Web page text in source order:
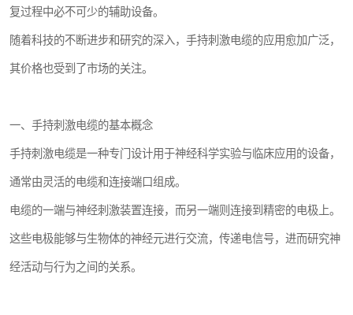
复过程中必不可少的辅助设备。
随着科技的不断进步和研究的深入，手持刺激电缆的应用愈加广泛，
其价格也受到了市场的关注。
一、手持刺激电缆的基本概念
手持刺激电缆是一种专门设计用于神经科学实验与临床应用的设备，
通常由灵活的电缆和连接端口组成。
电缆的一端与神经刺激装置连接，而另一端则连接到精密的电极上。
这些电极能够与生物体的神经元进行交流，传递电信号，进而研究神
经活动与行为之间的关系。